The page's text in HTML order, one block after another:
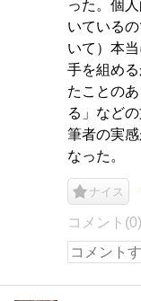
った。個
いている
いて）本
手を組め
たことの
る」など
筆者の実
なった。
ナイス
コメント(0)